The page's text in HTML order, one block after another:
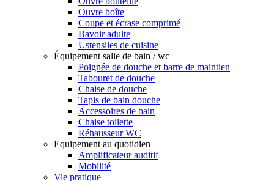
Ouvre boîte
Coupe et écrase comprimé
Bavoir adulte
Ustensiles de cuisine
Équipement salle de bain / wc
Poignée de douche et barre de maintien
Tabouret de douche
Chaise de douche
Tapis de bain douche
Accessoires de bain
Chaise toilette
Réhausseur WC
Equipement au quotidien
Amplificateur auditif
Mobilité
Vie pratique